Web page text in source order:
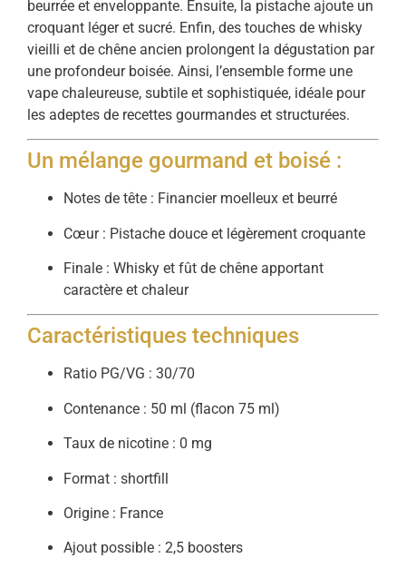
beurrée et enveloppante. Ensuite, la pistache ajoute un
croquant léger et sucré. Enfin, des touches de whisky
vieilli et de chêne ancien prolongent la dégustation par
une profondeur boisée. Ainsi, l’ensemble forme une
vape chaleureuse, subtile et sophistiquée, idéale pour
les adeptes de recettes gourmandes et structurées.
Un mélange gourmand et boisé :
Notes de tête : Financier moelleux et beurré
Cœur : Pistache douce et légèrement croquante
Finale : Whisky et fût de chêne apportant
caractère et chaleur
Caractéristiques techniques
Ratio PG/VG : 30/70
Contenance : 50 ml (flacon 75 ml)
Taux de nicotine : 0 mg
Format : shortfill
Origine : France
Ajout possible : 2,5 boosters